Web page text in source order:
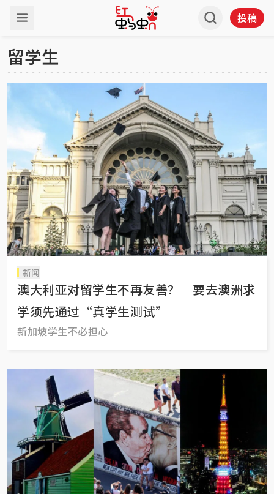
投稿
留学生
新闻
澳大利亚对留学生不再友善？ 要去澳洲求
学须先通过“真学生测试”
新加坡学生不必担心